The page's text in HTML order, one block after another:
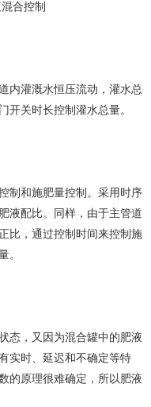
合控制
内灌溉水恒压流动，灌水总
开关时长控制灌水总量。
制和施肥量控制。采用时序
液配比。同样，由于主管道
比，通过控制时间来控制施
。
态，又因为混合罐中的肥液
实时、延迟和不确定等特
的原理很难确定，所以肥液